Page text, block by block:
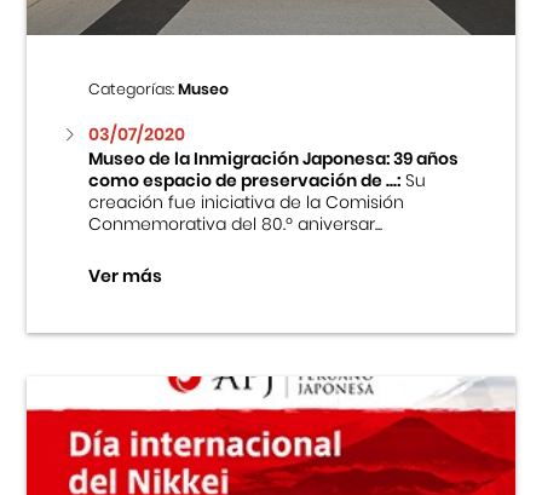
Categorías:Museo
03/07/2020
Museo de la Inmigración Japonesa: 39 años
como espacio de preservación de ...:Su
creación fue iniciativa de la Comisión
Conmemorativa del 80.º aniversar...
Ver más